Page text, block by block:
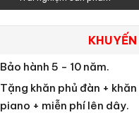
Bảo hành 5 - 10 năm.
Tặng khăn phủ đàn +
piano + miễn phí lên dây.